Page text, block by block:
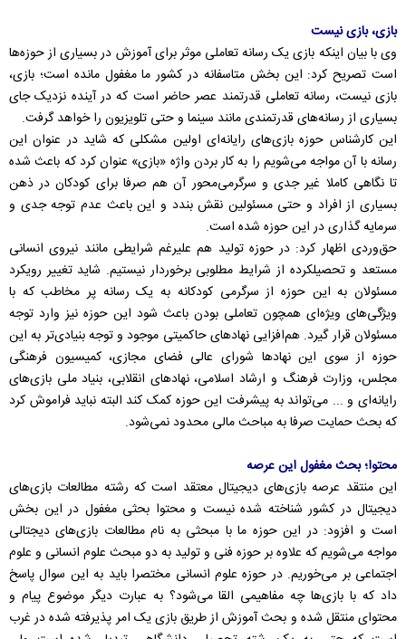
بازی، بازی نیست
وی با بیان اینکه بازی یک رسانه تعاملی موثر برای آموزش در بسیاری از حوزه‌ها
است تصریح کرد: این بخش متاسفانه در کشور ما مغفول مانده است؛ بازی،
بازی نیست، رسانه تعاملی قدرتمند عصر حاضر است که در آینده نزدیک جای
بسیاری از رسانه‌های قدرتمندی مانند سینما و حتی تلویزیون را خواهد گرفت.
این کارشناس حوزه بازی‌های رایانه‌ای اولین مشکلی که شاید در عنوان این
رسانه با آن مواجه می‌شویم را به کار بردن واژه «بازی» عنوان کرد که باعث شده
تا نگاهی کاملا غیر جدی و سرگرمی‌محور آن هم صرفا برای کودکان در ذهن
بسیاری از افراد و حتی مسئولین نقش بندد و این باعث عدم توجه جدی و
سرمایه گذاری در این حوزه شده است.
حق‌وردی اظهار کرد: در حوزه تولید هم علیرغم شرایطی مانند نیروی انسانی
مستعد و تحصیلکرده از شرایط مطلوبی برخوردار نیستیم. شاید تغییر رویکرد
مسئولان به این حوزه از سرگرمی کودکانه به یک رسانه پر مخاطب که با
ویژگی‌های ویژه‌ای همچون تعاملی بودن باعث شود این حوزه نیز وارد توجه
مسئولان قرار گیرد. هم‌افزایی نهادهای حاکمیتی موجود و توجه بنیادی‌تر به این
حوزه از سوی این نهادها شورای عالی فضای مجازی، کمیسیون فرهنگی
مجلس، وزارت فرهنگ و ارشاد اسلامی، نهادهای انقلابی، بنیاد ملی بازی‌های
رایانه‌ای و ... می‌تواند به پیشرفت این حوزه کمک کند البته نباید فراموش کرد
که بحث حمایت صرفا به مباحث مالی محدود نمی‌شود.
محتوا؛ بحث مغفول این عرصه
این منتقد عرصه بازی‌های دیجیتال معتقد است که رشته مطالعات بازی‌های
دیجیتال در کشور شناخته شده نیست و محتوا بحثی مغفول در این بخش
است و افزود: در این حوزه ما با مبحثی به نام مطالعات بازی‌های دیجتالی
مواجه می‌شویم که علاوه بر حوزه فنی و تولید به دو مبحث علوم انسانی و علوم
اجتماعی بر می‌خوریم. در حوزه علوم انسانی مختصرا باید به این سوال پاسخ
داد که با بازی‌ها چه مفاهیمی القا می‌شود؟ به عبارت دیگر موضوع پیام و
محتوای منتقل شده و بحث آموزش از طریق بازی یک امر پذیرفته شده در غرب